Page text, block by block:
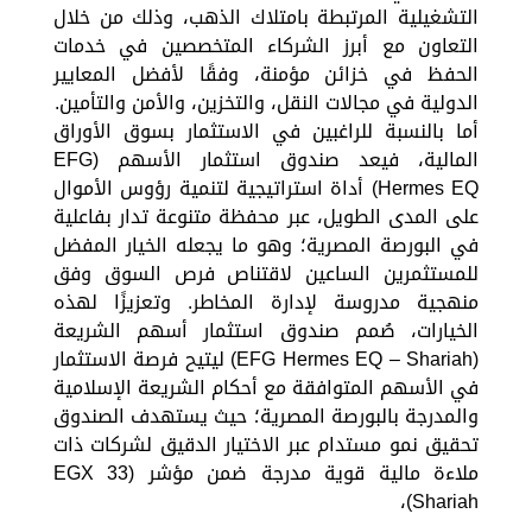
التشغيلية المرتبطة بامتلاك الذهب، وذلك من خلال
التعاون مع أبرز الشركاء المتخصصين في خدمات
الحفظ في خزائن مؤمنة، وفقًا لأفضل المعايير
الدولية في مجالات النقل، والتخزين، والأمن والتأمين.
أما بالنسبة للراغبين في الاستثمار بسوق الأوراق
المالية، فيعد صندوق استثمار الأسهم (EFG
Hermes EQ) أداة استراتيجية لتنمية رؤوس الأموال
على المدى الطويل، عبر محفظة متنوعة تدار بفاعلية
في البورصة المصرية؛ وهو ما يجعله الخيار المفضل
للمستثمرين الساعين لاقتناص فرص السوق وفق
منهجية مدروسة لإدارة المخاطر. وتعزيزًا لهذه
الخيارات، صُمم صندوق استثمار أسهم الشريعة
(EFG Hermes EQ – Shariah) ليتيح فرصة الاستثمار
في الأسهم المتوافقة مع أحكام الشريعة الإسلامية
والمدرجة بالبورصة المصرية؛ حيث يستهدف الصندوق
تحقيق نمو مستدام عبر الاختيار الدقيق لشركات ذات
ملاءة مالية قوية مدرجة ضمن مؤشر (EGX 33
Shariah)،